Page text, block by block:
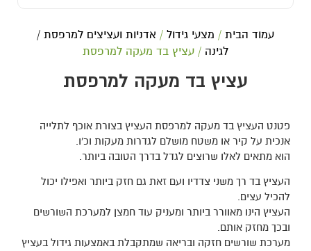
עמוד הבית / מצעי גידול / אדניות ועציצים למרפסת /
לגינה / עציץ בד מעקה למרפסת
עציץ בד מעקה למרפסת
פטנט העציץ בד מעקה למרפסת העציץ בצורת אוכף לתלייה
אנכית על קיר או משטח מושלם לגדרות מעקות וכ'ו.
הוא מתאים לאלו שרוצים לגדל בדרך הטובה ביותר.
העציץ בד רך משני צדדיו ועם זאת גם חזק ביותר ואפילו יכול
להכיל עצים.
העציץ הינו מאוורר ביותר ומעניק עוד חמצן למערכת השורשים
ובכך מחזק אותם.
מערכת שורשים חזקה ובריאה שמתקבלת באמצעות גידול בעציץ